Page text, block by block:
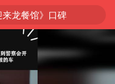
来龙餐馆》口碑
济撬动暑期消费新蓝海
视频丨中国东方电气集团原党组副书记、董事宋致远被查